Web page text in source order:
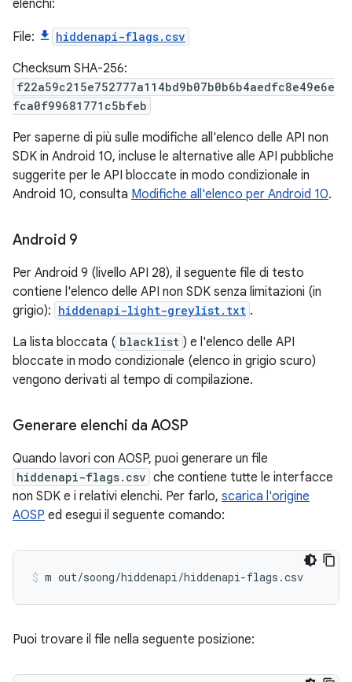
elenchi:
File: hiddenapi-flags.csv
Checksum SHA-256:
f22a59c215e752777a114bd9b07b0b6b4aedfc8e49e6e
fca0f99681771c5bfeb
Per saperne di più sulle modifiche all'elenco delle API non
SDK in Android 10, incluse le alternative alle API pubbliche
suggerite per le API bloccate in modo condizionale in
Android 10, consulta Modifiche all'elenco per Android 10.
Android 9
Per Android 9 (livello API 28), il seguente file di testo
contiene l'elenco delle API non SDK senza limitazioni (in
grigio): hiddenapi-light-greylist.txt .
La lista bloccata ( blacklist ) e l'elenco delle API
bloccate in modo condizionale (elenco in grigio scuro)
vengono derivati al tempo di compilazione.
Generare elenchi da AOSP
Quando lavori con AOSP, puoi generare un file
hiddenapi-flags.csv che contiene tutte le interfacce
non SDK e i relativi elenchi. Per farlo, scarica l'origine
AOSP ed esegui il seguente comando:
Puoi trovare il file nella seguente posizione: